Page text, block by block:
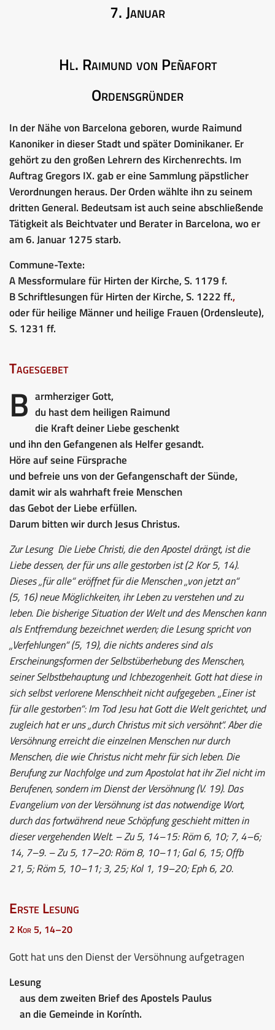
7. Januar
Hl. Raimund von Peñafort
Ordensgründer
In der Nähe von Barcelona geboren, wurde Raimund
Kanoniker in dieser Stadt und später Dominikaner. Er
gehört zu den großen Lehrern des Kirchenrechts. Im
Auftrag Gregors IX. gab er eine Sammlung päpstlicher
Verordnungen heraus. Der Orden wählte ihn zu seinem
dritten General. Bedeutsam ist auch seine abschließende
Tätigkeit als Beichtvater und Berater in Barcelona, wo er
am 6. Januar 1275 starb.
Commune-Texte:
A Messformulare für Hirten der Kirche, S. 1179 f.
B Schriftlesungen für Hirten der Kirche, S. 1222 ff.,
oder für heilige Männer und heilige Frauen (Ordensleute),
S. 1231 ff.
Tagesgebet
B armherziger Gott,
du hast dem heiligen Raimund
die Kraft deiner Liebe geschenkt
und ihn den Gefangenen als Helfer gesandt.
Höre auf seine Fürsprache
und befreie uns von der Gefangenschaft der Sünde,
damit wir als wahrhaft freie Menschen
das Gebot der Liebe erfüllen.
Darum bitten wir durch Jesus Christus.
Zur LesungDie Liebe Christi, die den Apostel drängt, ist die
Liebe dessen, der für uns alle gestorben ist (2 Kor 5, 14).
Dieses „für alle“ eröffnet für die Menschen „von jetzt an“
(5, 16) neue Möglichkeiten, ihr Leben zu verstehen und zu
leben. Die bisherige Situation der Welt und des Menschen kann
als Entfremdung bezeichnet werden; die Lesung spricht von
„Verfehlungen“ (5, 19), die nichts anderes sind als
Erscheinungsformen der Selbstüberhebung des Menschen,
seiner Selbstbehauptung und Ichbezogenheit. Gott hat diese in
sich selbst verlorene Menschheit nicht aufgegeben. „Einer ist
für alle gestorben“: Im Tod Jesu hat Gott die Welt gerichtet, und
zugleich hat er uns „durch Christus mit sich versöhnt“. Aber die
Versöhnung erreicht die einzelnen Menschen nur durch
Menschen, die wie Christus nicht mehr für sich leben. Die
Berufung zur Nachfolge und zum Apostolat hat ihr Ziel nicht im
Berufenen, sondern im Dienst der Versöhnung (V. 19). Das
Evangelium von der Versöhnung ist das notwendige Wort,
durch das fortwährend neue Schöpfung geschieht mitten in
dieser vergehenden Welt. – Zu 5, 14–15: Röm 6, 10; 7, 4–6;
14, 7–9. – Zu 5, 17–20: Röm 8, 10–11; Gal 6, 15; Offb
21, 5; Röm 5, 10–11; 3, 25; Kol 1, 19–20; Eph 6, 20.
Erste Lesung
2 Kor 5, 14–20
Gott hat uns den Dienst der Versöhnung aufgetragen
Lesung
aus dem zweiten Brief des Apostels Paulus
an die Gemeinde in Korínth.